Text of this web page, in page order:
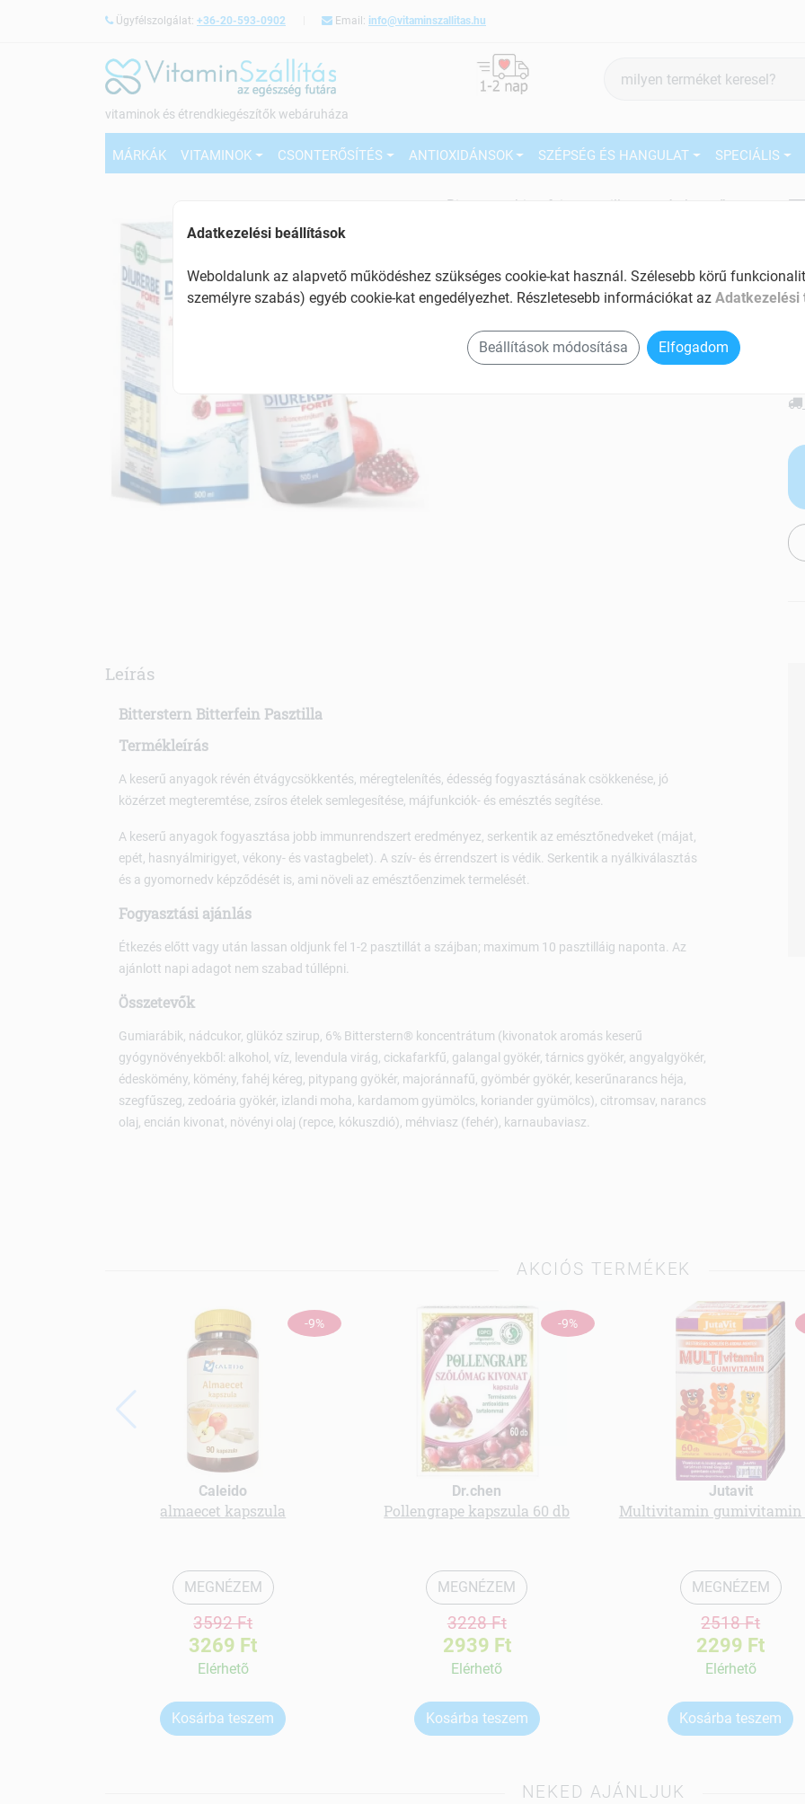
Ügyfélszolgálat: +36-20-593-0902 Email: info@vitaminszallitas.hu
vitaminok és étrendkiegészítők webáruháza
keresés
MÁRKÁK VITAMINOK CSONTERŐSÍTÉS ANTIOXIDÁNSOK SZÉPSÉG ÉS HANGULAT SPECIÁLIS
Bitterstern bitterfein pasztilla aromás keserű
EAN: 4260104930214
Leírás
Bitterstern Bitterfein Pasztilla
Termékleírás
A keserű anyagok révén étvágycsökkentés, méregtelenítés, édesség fogyasztásának csökkenése, jó
közérzet megteremtése, zsíros ételek semlegesítése, májfunkciók- és emésztés segítése.
A keserű anyagok fogyasztása jobb immunrendszert eredményez, serkentik az emésztőnedveket (májat,
epét, hasnyálmirigyet, vékony- és vastagbelet). A szív- és érrendszert is védik. Serkentik a nyálkiválasztás
és a gyomornedv képződését is, ami növeli az emésztőenzimek termelését.
Fogyasztási ajánlás
Étkezés előtt vagy után lassan oldjunk fel 1-2 pasztillát a szájban; maximum 10 pasztilláig naponta. Az
ajánlott napi adagot nem szabad túllépni.
Összetevők
Gumiarábik, nádcukor, glükóz szirup, 6% Bitterstern® koncentrátum (kivonatok aromás keserű
gyógynövényekből: alkohol, víz, levendula virág, cickafarkfű, galangal gyökér, tárnics gyökér, angyalgyökér,
édeskömény, kömény, fahéj kéreg, pitypang gyökér, majoránnafű, gyömbér gyökér, keserűnarancs héja,
szegfűszeg, zedoária gyökér, izlandi moha, kardamom gyümölcs, koriander gyümölcs), citromsav, narancs
olaj, encián kivonat, növényi olaj (repce, kókuszdió), méhviasz (fehér), karnaubaviasz.
AKCIÓS TERMÉKEK
-9%
Caleido
almaecet kapszula
MEGNÉZEM
3592 Ft
3269 Ft
Elérhetõ
Kosárba teszem
-9%
Dr.chen
Pollengrape kapszula 60 db
MEGNÉZEM
3228 Ft
2939 Ft
Elérhetõ
Kosárba teszem
Jutavit
Multivitamin gumivitamin
MEGNÉZEM
2518 Ft
2299 Ft
Elérhetõ
Kosárba teszem
NEKED AJÁNLJUK
Adatkezelési beállítások
Weboldalunk az alapvető működéshez szükséges cookie-kat használ. Szélesebb körű
személyre szabás) egyéb cookie-kat engedélyezhet. Részletesebb információkat az Adatkezelési
Beállítások módosítása Elfogadom